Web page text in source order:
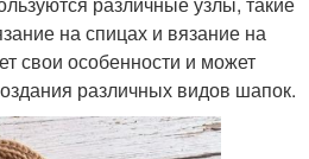
на спицах и вязание на
свои особенности и может
различных видов шапок.